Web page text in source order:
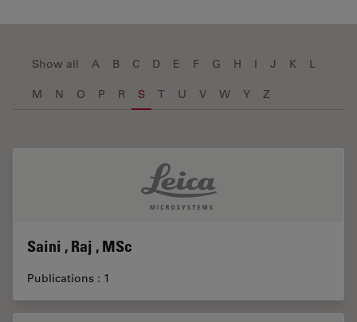
Show all A B C D E F G H I J K L
M N O P R S T U V W Y Z
Saini , Raj , MSc
Publications : 1